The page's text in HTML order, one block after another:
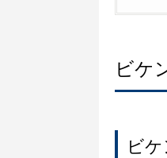
ビケ
ビ